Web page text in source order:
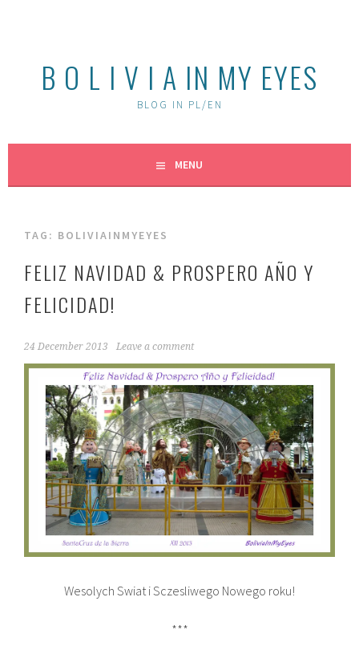
B O L I V I A IN MY EYES
BLOG IN PL/EN
MENU
TAG: BOLIVIAINMYEYES
FELIZ NAVIDAD & PROSPERO AÑO Y
FELICIDAD!
24 December 2013 Leave a comment
Wesolych Swiat i Sczesliwego Nowego roku!
***